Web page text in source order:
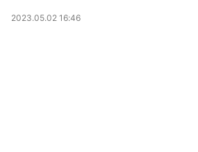
2023.05.02 16:46